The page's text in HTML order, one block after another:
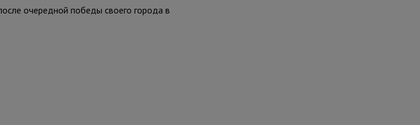
очередной победы своего города в